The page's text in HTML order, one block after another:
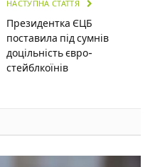
НАСТУПНА СТАТТЯ
Президентка ЄЦБ
поставила під сумнів
доцільність євро-
стейблкоїнів